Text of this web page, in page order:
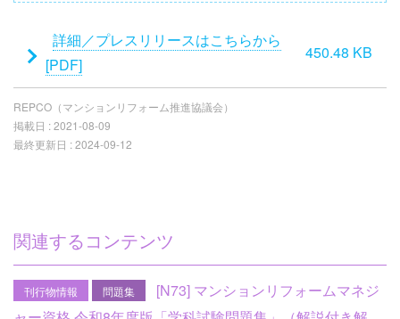
フ
ァ
イ
詳細／プレスリリースはこちらから
[PDF]
450.48 KB
REPCO（マンションリフォーム推進協議会）
掲載日 :2021-08-09
最終更新日 :2024-09-12
関連するコンテンツ
刊行物情報 問題集
[N73] マンションリフォームマネジ